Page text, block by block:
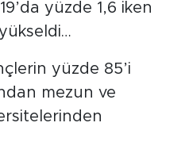
yüzde 1,6 iken
yüzde 85’i
mezun ve